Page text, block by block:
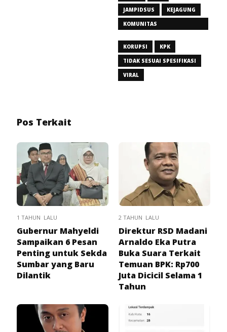
JAMPIDSUS
KEJAGUNG
KOMUNITAS
KORUPSI
KPK
TIDAK SESUAI SPESIFIKASI
VIRAL
Pos Terkait
1 TAHUN LALU
Gubernur Mahyeldi
Sampaikan 6 Pesan
Penting untuk Sekda
Sumbar yang Baru
Dilantik
2 TAHUN LALU
Direktur RSD Madani
Arnaldo Eka Putra
Buka Suara Terkait
Temuan BPK: Rp700
Juta Dicicil Selama 1
Tahun